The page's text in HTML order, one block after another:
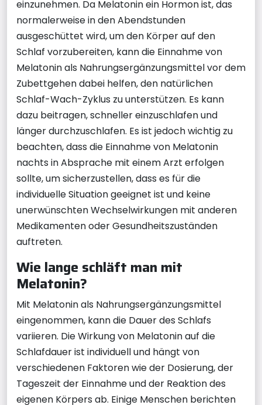
einzunehmen. Da Melatonin ein Hormon ist, das
normalerweise in den Abendstunden
ausgeschüttet wird, um den Körper auf den
Schlaf vorzubereiten, kann die Einnahme von
Melatonin als Nahrungsergänzungsmittel vor dem
Zubettgehen dabei helfen, den natürlichen
Schlaf-Wach-Zyklus zu unterstützen. Es kann
dazu beitragen, schneller einzuschlafen und
länger durchzuschlafen. Es ist jedoch wichtig zu
beachten, dass die Einnahme von Melatonin
nachts in Absprache mit einem Arzt erfolgen
sollte, um sicherzustellen, dass es für die
individuelle Situation geeignet ist und keine
unerwünschten Wechselwirkungen mit anderen
Medikamenten oder Gesundheitszuständen
auftreten.
Wie lange schläft man mit
Melatonin?
Mit Melatonin als Nahrungsergänzungsmittel
eingenommen, kann die Dauer des Schlafs
variieren. Die Wirkung von Melatonin auf die
Schlafdauer ist individuell und hängt von
verschiedenen Faktoren wie der Dosierung, der
Tageszeit der Einnahme und der Reaktion des
eigenen Körpers ab. Einige Menschen berichten